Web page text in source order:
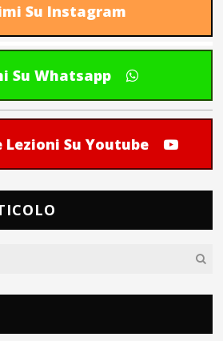
Su Instagram
Su Whatsapp
Lezioni Su Youtube